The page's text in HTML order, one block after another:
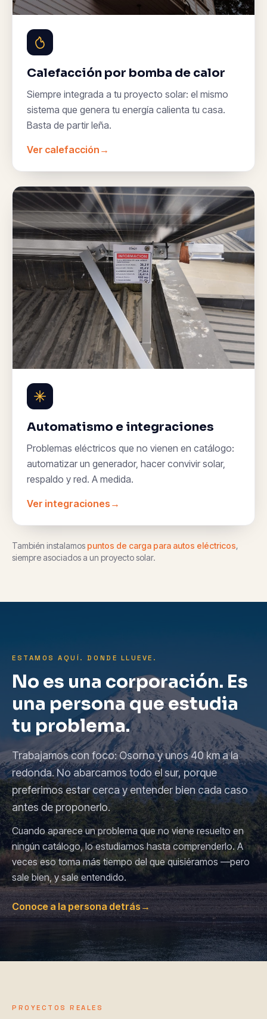
Calefacción por bomba de calor
Siempre integrada a tu proyecto solar: el mismo
sistema que genera tu energía calienta tu casa.
Basta de partir leña.
Ver calefacción →
Automatismo e integraciones
Problemas eléctricos que no vienen en catálogo:
automatizar un generador, hacer convivir solar,
respaldo y red. A medida.
Ver integraciones →
También instalamos puntos de carga para autos eléctricos,
siempre asociados a un proyecto solar.
ESTAMOS AQUÍ. DONDE LLUEVE.
No es una corporación. Es
una persona que estudia
tu problema.
Trabajamos con foco: Osorno y unos 40 km a la
redonda. No abarcamos todo el sur, porque
preferimos estar cerca y entender bien cada caso
antes de proponerlo.
Cuando aparece un problema que no viene resuelto en
ningún catálogo, lo estudiamos hasta comprenderlo. A
veces eso toma más tiempo del que quisiéramos —pero
sale bien, y sale entendido.
Conoce a la persona detrás→
PROYECTOS REALES